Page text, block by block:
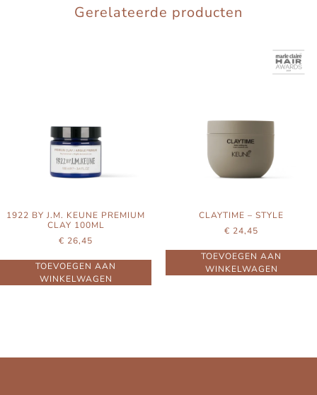
Gerelateerde producten
1922 BY J.M. KEUNE PREMIUM
CLAY 100ML
€ 26,45
TOEVOEGEN AAN
WINKELWAGEN
CLAYTIME – STYLE
€ 24,45
TOEVOEGEN AAN
WINKELWAGEN